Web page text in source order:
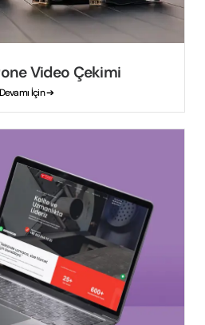
Video Çekimi
Devamı İçin ➔